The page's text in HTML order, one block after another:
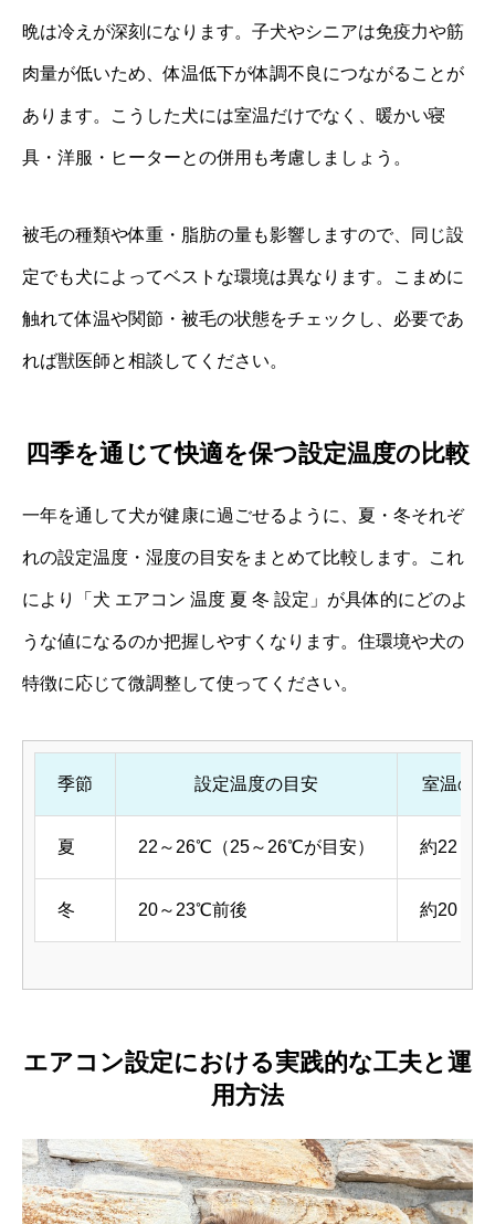
晩は冷えが深刻になります。子犬やシニアは免疫力や筋
肉量が低いため、体温低下が体調不良につながることが
あります。こうした犬には室温だけでなく、暖かい寝
具・洋服・ヒーターとの併用も考慮しましょう。
被毛の種類や体重・脂肪の量も影響しますので、同じ設
定でも犬によってベストな環境は異なります。こまめに
触れて体温や関節・被毛の状態をチェックし、必要であ
れば獣医師と相談してください。
四季を通じて快適を保つ設定温度の比較
一年を通して犬が健康に過ごせるように、夏・冬それぞ
れの設定温度・湿度の目安をまとめて比較します。これ
により「犬 エアコン 温度 夏 冬 設定」が具体的にどのよ
うな値になるのか把握しやすくなります。住環境や犬の
特徴に応じて微調整して使ってください。
季節 設定温度の目安 室温の
夏 22～26℃（25～26℃が目安） 約22～
冬 20～23℃前後 約20～
エアコン設定における実践的な工夫と運
用方法